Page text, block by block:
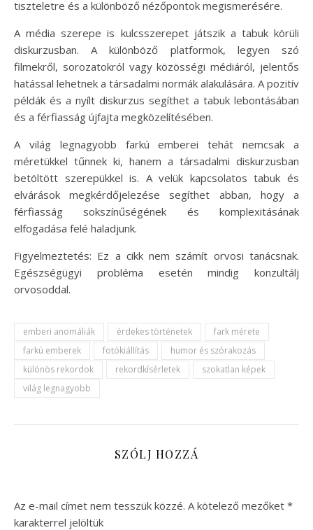
tiszteletre és a különböző nézőpontok megismerésére.
A média szerepe is kulcsszerepet játszik a tabuk körüli
diskurzusban. A különböző platformok, legyen szó
filmekről, sorozatokról vagy közösségi médiáról, jelentős
hatással lehetnek a társadalmi normák alakulására. A pozitív
példák és a nyílt diskurzus segíthet a tabuk lebontásában
és a férfiasság újfajta megközelítésében.
A világ legnagyobb farkú emberei tehát nemcsak a
méretükkel tűnnek ki, hanem a társadalmi diskurzusban
betöltött szerepükkel is. A velük kapcsolatos tabuk és
elvárások megkérdőjelezése segíthet abban, hogy a
férfiasság sokszínűségének és komplexitásának
elfogadása felé haladjunk.
Figyelmeztetés: Ez a cikk nem számít orvosi tanácsnak.
Egészségügyi probléma esetén mindig konzultálj
orvosoddal.
emberi anomáliák érdekes történetek
fark mérete
farkú emberek
fotókiállítás
humor és szórakozás
különös rekordok
rekordkísérletek
szokatlan képek
világ legnagyobb
SZÓLJ HOZZÁ
Az e-mail címet nem tesszük közzé. A kötelező mezőket *
karakterrel jelöltük